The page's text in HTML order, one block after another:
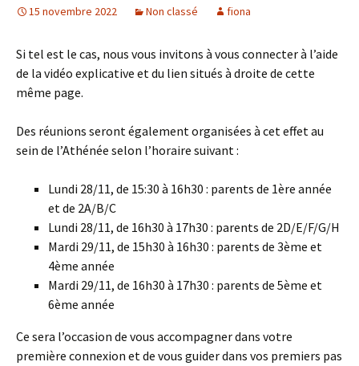
15 novembre 2022 Non classé fiona
Si tel est le cas, nous vous invitons à vous connecter à l’aide
de la vidéo explicative et du lien situés à droite de cette
même page.
Des réunions seront également organisées à cet effet au
sein de l’Athénée selon l’horaire suivant :
Lundi 28/11, de 15:30 à 16h30 : parents de 1ère année
et de 2A/B/C
Lundi 28/11, de 16h30 à 17h30 : parents de 2D/E/F/G/H
Mardi 29/11, de 15h30 à 16h30 : parents de 3ème et
4ème année
Mardi 29/11, de 16h30 à 17h30 : parents de 5ème et
6ème année
Ce sera l’occasion de vous accompagner dans votre
première connexion et de vous guider dans vos premiers pas